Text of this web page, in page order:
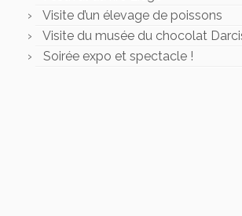
Visite d’un élevage de poissons
Visite du musée du chocolat
Soirée expo et spectacle !